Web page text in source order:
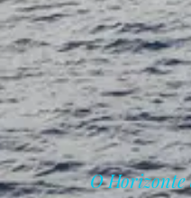
O Horizonte